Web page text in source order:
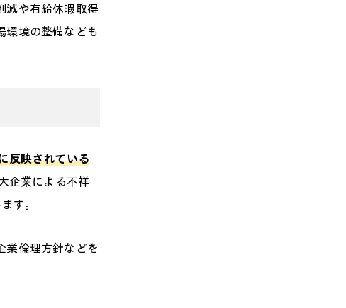
減や有給休暇取得
環境の整備なども
反映されている
企業による不祥
す。
業倫理方針などを